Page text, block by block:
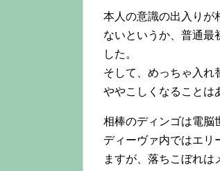
本人の意識の出入りが
ないというか、普通最
した。
そして、めっちゃ入れ
ややこしくなることは
相棒のディンゴは電脳
ディーヴァ内ではエリ
ますが、落ちこぼれ